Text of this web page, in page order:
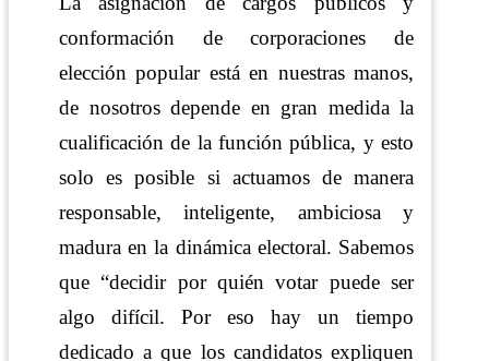
conformación de corporaciones de
elección popular está en nuestras manos,
de nosotros depende en gran medida la
cualificación de la función pública, y esto
solo es posible si actuamos de manera
responsable, inteligente, ambiciosa y
madura en la dinámica electoral. Sabemos
que “decidir por quién votar puede ser
algo difícil. Por eso hay un tiempo
dedicado a que los candidatos expliquen